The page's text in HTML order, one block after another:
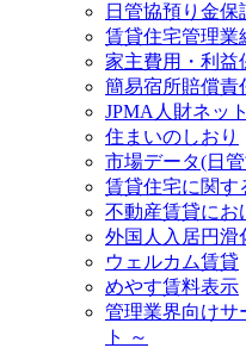
日管協預り金保
賃貸住宅管理業
家主費用・利益
簡易宿所賠償責
JPMA人財ネッ
住まいのしおり
市場データ(日
賃貸住宅に関す
不動産賃貸にお
外国人入居円滑
ウェルカム賃貸
めやす賃料表示
管理業界向けサ
ト ～